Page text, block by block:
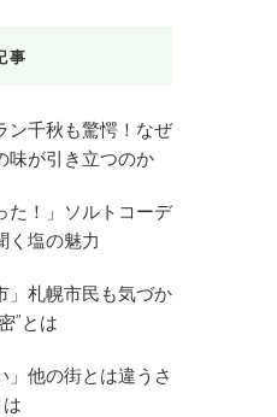
事
ン千秋も驚愕！なぜ
味が引き立つのか
た！」ソルトコーデ
く塩の魅力
」札幌市民も気づか
”とは
」他の街とは違うさ